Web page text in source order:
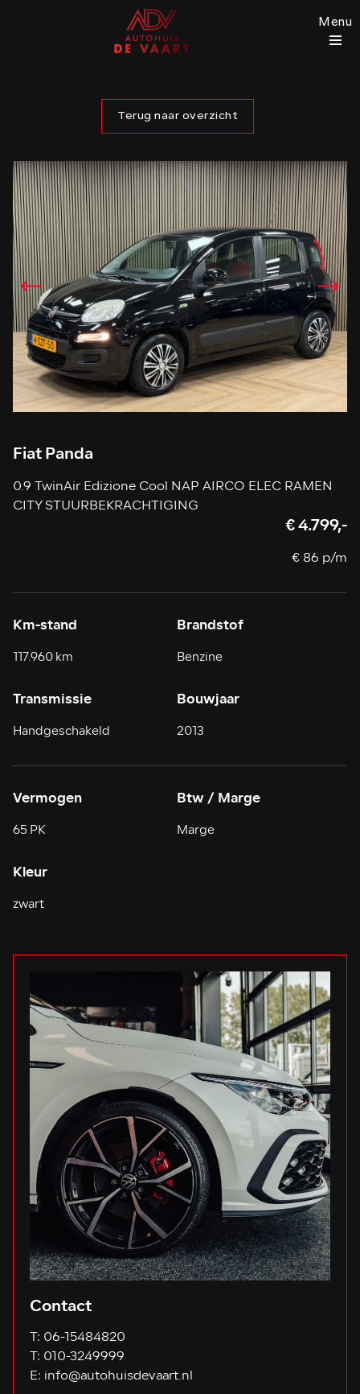
Menu
Terug naar overzicht
Fiat Panda
0.9 TwinAir Edizione Cool NAP AIRCO ELEC RAMEN
CITY STUURBEKRACHTIGING
€ 4.799,-
€ 86 p/m
Km-stand
117.960 km
Brandstof
Benzine
Transmissie
Handgeschakeld
Bouwjaar
2013
Vermogen
65 PK
Btw / Marge
Marge
Kleur
zwart
Contact
T: 06-15484820
T: 010-3249999
E: info@autohuisdevaart.nl